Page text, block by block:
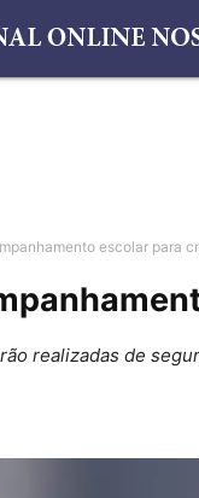
escolar para
realizadas de